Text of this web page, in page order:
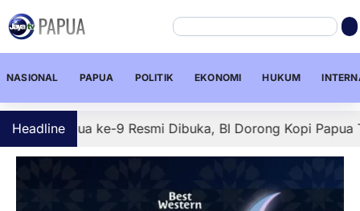
NASIONAL PAPUA POLITIK EKONOMI HUKUM
Headline
ke-9 Resmi Dibuka, BI Dorong Kopi Papua Tembus